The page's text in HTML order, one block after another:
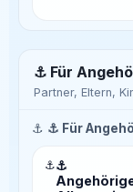
⚓ Für
Partner, Eltern,
⚓ ⚓ Für
⚓⚓